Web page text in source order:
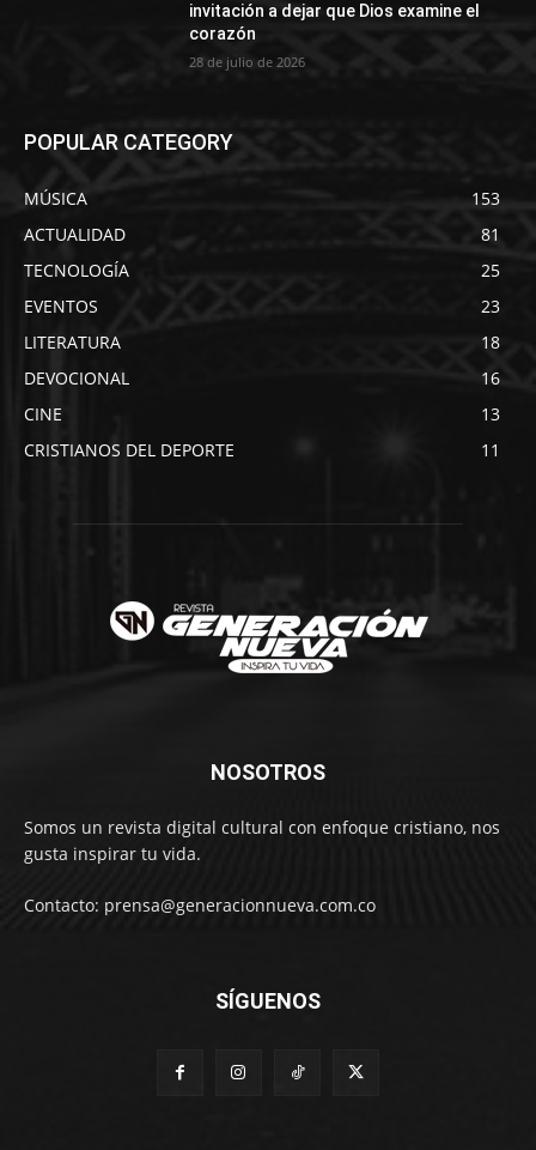
invitación a dejar que Dios examine el
corazón
28 de julio de 2026
POPULAR CATEGORY
MÚSICA
153
ACTUALIDAD
81
TECNOLOGÍA
25
EVENTOS
23
LITERATURA
18
DEVOCIONAL
16
CINE
13
CRISTIANOS DEL DEPORTE
11
NOSOTROS
Somos un revista digital cultural con enfoque cristiano, nos
gusta inspirar tu vida.
Contacto: prensa@generacionnueva.com.co
SÍGUENOS